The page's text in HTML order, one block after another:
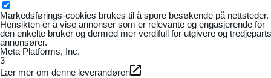
Markedsførings-cookies brukes til å spore besøkende på nettsteder.
Hensikten er å vise annonser som er relevante og engasjerende for
den enkelte bruker og dermed mer verdifull for utgivere og tredjeparts
annonsører.
Meta Platforms, Inc.
3
Lær mer om denne leverandøren